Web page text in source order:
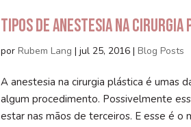
Tipos de Anestesia na
porRubem Lang |jul 25, 2016 |Blog Posts
A anestesia na cirurgia plástica é umas
algum procedimento. Possivelmente
estar nas mãos de terceiros. E esse é o